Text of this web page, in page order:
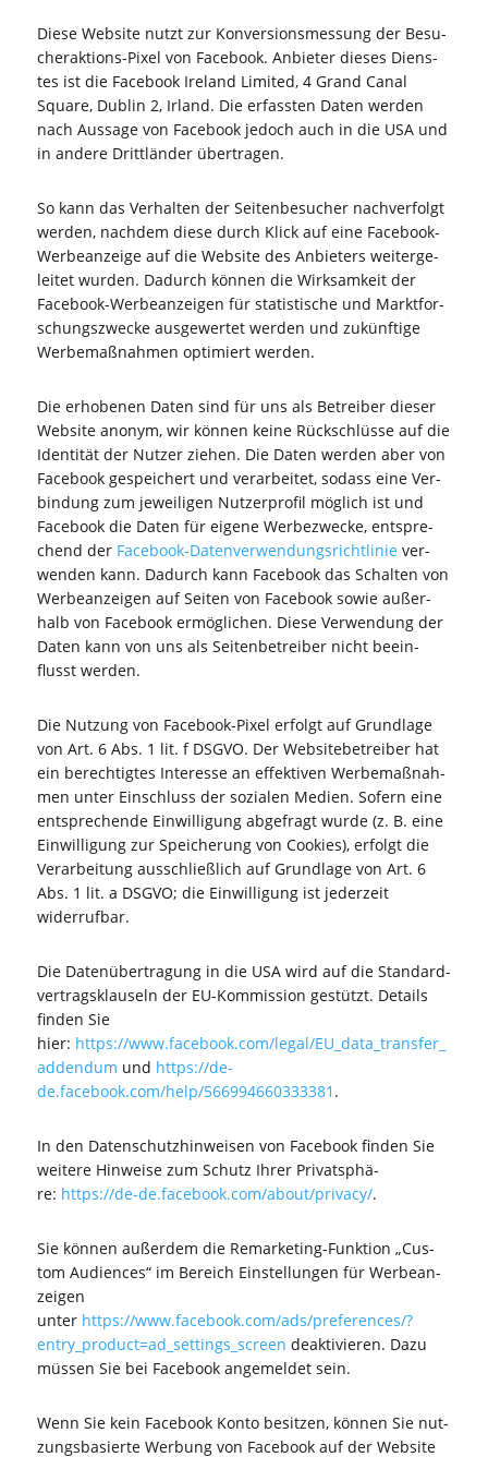
Die­se Web­site nutzt zur Kon­ver­si­ons­mes­sung der Besu­
cher­ak­ti­ons-Pixel von Face­book. Anbie­ter die­ses Diens­
tes ist die Face­book Ire­land Limi­t­ed, 4 Grand Canal
Squa­re, Dub­lin 2, Irland. Die erfass­ten Daten wer­den
nach Aus­sa­ge von Face­book jedoch auch in die USA und
in ande­re Dritt­län­der übertragen.
So kann das Ver­hal­ten der Sei­ten­be­su­cher nach­ver­folgt
wer­den, nach­dem die­se durch Klick auf eine Face­book-
Wer­be­an­zei­ge auf die Web­site des Anbie­ters wei­ter­ge­
lei­tet wur­den. Dadurch kön­nen die Wirk­sam­keit der
Face­book-Wer­be­an­zei­gen für sta­tis­ti­sche und Markt­for­
schungs­zwe­cke aus­ge­wer­tet wer­den und zukünf­ti­ge
Wer­be­maß­nah­men opti­miert werden.
Die erho­be­nen Daten sind für uns als Betrei­ber die­ser
Web­site anonym, wir kön­nen kei­ne Rück­schlüs­se auf die
Iden­ti­tät der Nut­zer zie­hen. Die Daten wer­den aber von
Face­book gespei­chert und ver­ar­bei­tet, sodass eine Ver­
bin­dung zum jewei­li­gen Nut­zer­pro­fil mög­lich ist und
Face­book die Daten für eige­ne Wer­be­zwe­cke, ent­spre­
chend der Face­book-Daten­ver­wen­dungs­richt­li­nie ver­
wen­den kann. Dadurch kann Face­book das Schal­ten von
Wer­be­an­zei­gen auf Sei­ten von Face­book sowie außer­
halb von Face­book ermög­li­chen. Die­se Ver­wen­dung der
Daten kann von uns als Sei­ten­be­trei­ber nicht beein­
flusst werden.
Die Nut­zung von Face­book-Pixel erfolgt auf Grund­la­ge
von Art. 6 Abs. 1 lit. f DSGVO. Der Web­site­be­trei­ber hat
ein berech­tig­tes Inter­es­se an effek­ti­ven Wer­be­maß­nah­
men unter Ein­schluss der sozia­len Medi­en. Sofern eine
ent­spre­chen­de Ein­wil­li­gung abge­fragt wur­de (z. B. eine
Ein­wil­li­gung zur Spei­che­rung von Coo­kies), erfolgt die
Ver­ar­bei­tung aus­schließ­lich auf Grund­la­ge von Art. 6
Abs. 1 lit. a DSGVO; die Ein­wil­li­gung ist jeder­zeit
widerrufbar.
Die Daten­über­tra­gung in die USA wird auf die Stan­dard­
ver­trags­klau­seln der EU-Kom­mis­si­on gestützt. Details
fin­den Sie
hier: https://www.facebook.com/legal/EU_data_transfer_
addendum und https://de-
de.facebook.com/help/566994660333381 .
In den Daten­schutz­hin­wei­sen von Face­book fin­den Sie
wei­te­re Hin­wei­se zum Schutz Ihrer Pri­vat­sphä­
re: https://de-de.facebook.com/about/privacy/.
Sie kön­nen außer­dem die Remar­ke­ting-Funk­ti­on „Cus­
tom Audi­en­ces“ im Bereich Ein­stel­lun­gen für Wer­be­an­
zei­gen
unter https://www.facebook.com/ads/preferences/?
entry_product=ad_settings_screen deak­ti­vie­ren. Dazu
müs­sen Sie bei Face­book ange­mel­det sein.
Wenn Sie kein Face­book Kon­to besit­zen, kön­nen Sie nut­
zungs­ba­sier­te Wer­bung von Face­book auf der Web­site